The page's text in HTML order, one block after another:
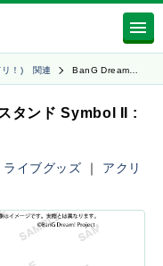
リ！) 関連 BanG Dream…
タンド Symbol II :
ライブグッズ ｜ アクリ